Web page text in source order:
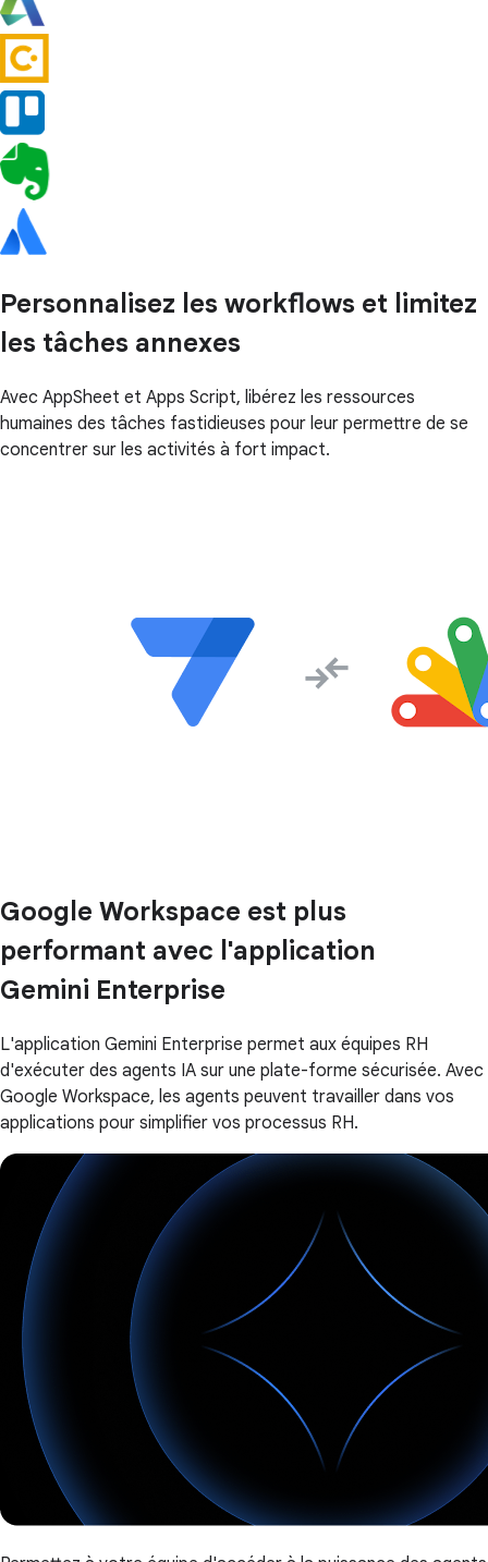
Personnalisez les workflows et limitez
les tâches annexes
Avec AppSheet et Apps Script, libérez les ressources
humaines des tâches fastidieuses pour leur permettre de se
concentrer sur les activités à fort impact.
Google Workspace est plus
performant avec l'application
Gemini Enterprise
L'application Gemini Enterprise permet aux équipes RH
d'exécuter des agents IA sur une plate-forme sécurisée. Avec
Google Workspace, les agents peuvent travailler dans vos
applications pour simplifier vos processus RH.